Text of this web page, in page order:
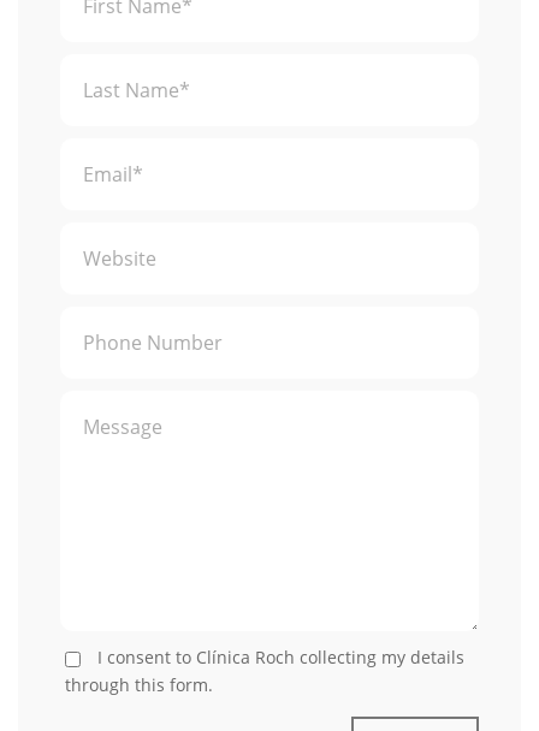
I consent to Clínica Roch collecting my details
through this form.